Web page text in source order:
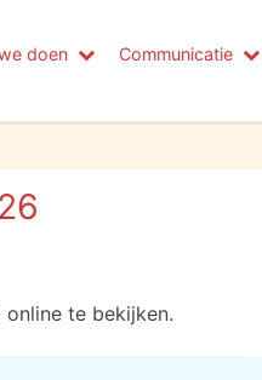
doen Communicatie
te bekijken.